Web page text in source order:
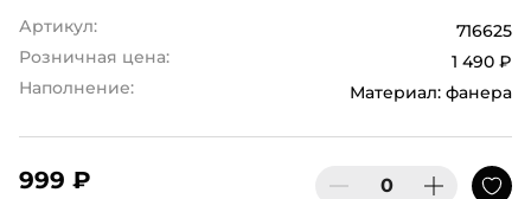
Артикул:
716625
Розничная цена:
1 490 ₽
Наполнение:
Материал: фанера
999 ₽